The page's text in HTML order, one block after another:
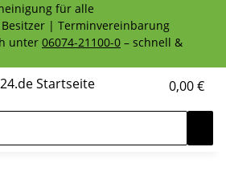
für alle
| Terminvereinbarung
unter 06074-21100-0 – schnell &
0,00 €